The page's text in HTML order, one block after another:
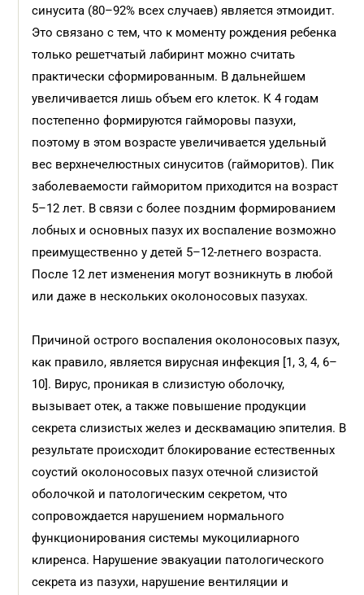
синуситa (80–92% всех случаев) является этмоидит.
Это связано с тем, что к моменту рождения ребенка
только решетчатый лабиринт можно считать
практически сформированным. В дальнейшем
увеличивается лишь объем его клеток. К 4 годам
постепенно формируются гайморовы пазухи,
поэтому в этом возрасте увеличивается удельный
вес верхнечелюстных синуситов (гайморитов). Пик
заболеваемости гайморитом приходится на возраст
5–12 лет. В связи с более поздним формированием
лобных и основных пазух их воспаление возможно
преимущественно у детей 5–12-летнего возраста.
После 12 лет изменения могут возникнуть в любой
или даже в нескольких околоносовых пазухах.
Причиной острого воспаления околоносовых пазух,
как правило, является вирусная инфекция [1, 3, 4, 6–
10]. Вирус, проникая в слизистую оболочку,
вызывает отек, а также повышение продукции
секрета слизистых желез и десквамацию эпителия. В
результате происходит блокирование естественных
соустий околоносовых пазух отечной слизистой
оболочкой и патологическим секретом, что
сопровождается нарушением нормального
функционирования системы мукоцилиарного
клиренса. Нарушение эвакуации патологического
секрета из пазухи, нарушение вентиляции и